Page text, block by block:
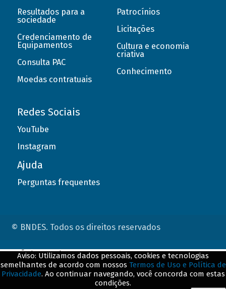
Resultados para a
sociedade
Credenciamento de
Equipamentos
Consulta PAC
Moedas contratuais
Patrocínios
Licitações
Cultura e economia
criativa
Conhecimento
Redes Sociais
YouTube
Instagram
Ajuda
Perguntas frequentes
© BNDES. Todos os direitos reservados
Aviso: Utilizamos dados pessoais, cookies e tecnologias
semelhantes de acordo com nossos Termos de Uso e Política de
Privacidade. Ao continuar navegando, você concorda com estas
condições.
ConteÃºdo complementar
${title}${badge}